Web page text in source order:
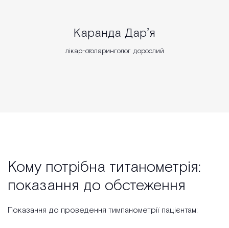
Каранда Дарʼя
лікар-отоларинголог дорослий
Кому потрібна титанометрія:
показання до обстеження
Показання до проведення тимпанометрії пацієнтам: